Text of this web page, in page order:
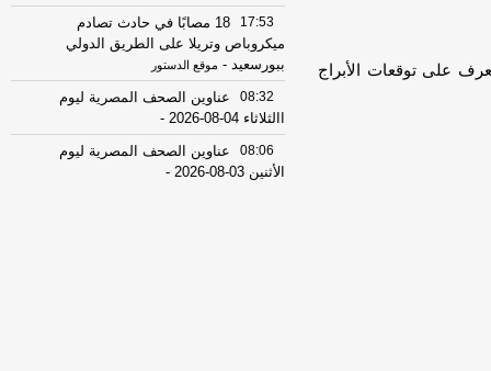
على توقعات الأبراج
17:53
18 مصابًا في حادث تصادم
ميكروباص وتريلا على الطريق الدولي
ببورسعيد - موقع الدستور
08:32
عناوين الصحف المصرية ليوم
االثلاثاء 04-08-2026
-
08:06
عناوين الصحف المصرية ليوم
الأثنين 03-08-2026
-